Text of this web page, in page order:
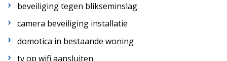
beveiliging tegen blikseminslag
camera beveiliging installatie
domotica in bestaande woning
tv op wifi aansluiten